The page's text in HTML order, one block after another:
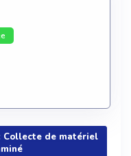
Collecte de matériel